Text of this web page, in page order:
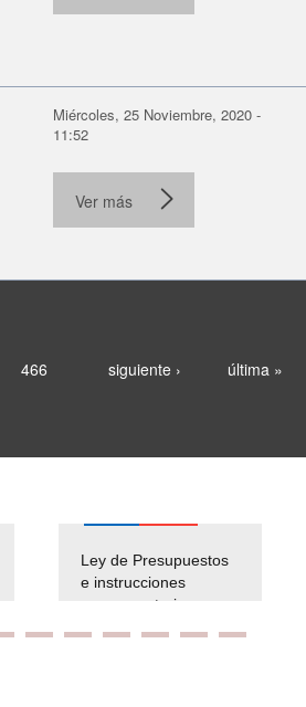
Miércoles, 25 Noviembre, 2020 -
11:52
Ver más
466 siguiente › última »
Ley de Presupuestos
e instrucciones
presuspuetarias